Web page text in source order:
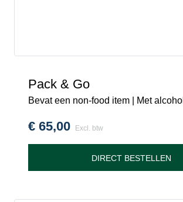
Pack & Go
Bevat een non-food item | Met alcohol
€ 65,00 Excl. btw
DIRECT BESTELLEN